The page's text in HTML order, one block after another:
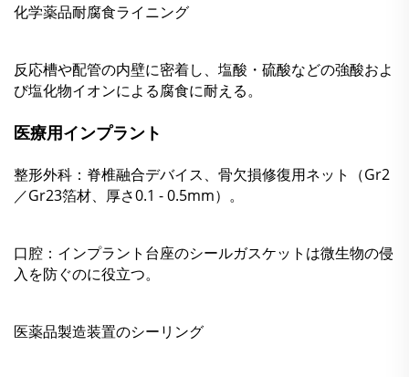
化学薬品耐腐食ライニング
反応槽や配管の内壁に密着し、塩酸・硫酸などの強酸およ
び塩化物イオンによる腐食に耐える。
医療用インプラント
整形外科：脊椎融合デバイス、骨欠損修復用ネット（Gr2
／Gr23箔材、厚さ0.1 - 0.5mm）。
口腔：インプラント台座のシールガスケットは微生物の侵
入を防ぐのに役立つ。
医薬品製造装置のシーリング